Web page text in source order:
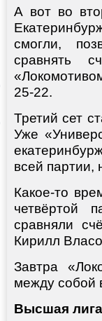
А вот во
смогли,
сравнять
25-22.
Третий сет
Уже
всей партии,
Какое-то
четвёртой
сравняли
Кирилл
Завтра
между собой
Высшая